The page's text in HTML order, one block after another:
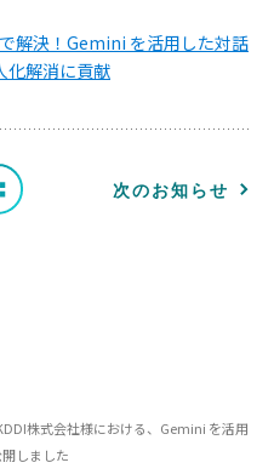
解決！Gemini を活用した対話
化解消に貢献
次のお知らせ
株式会社様における、Gemini を活用
しました